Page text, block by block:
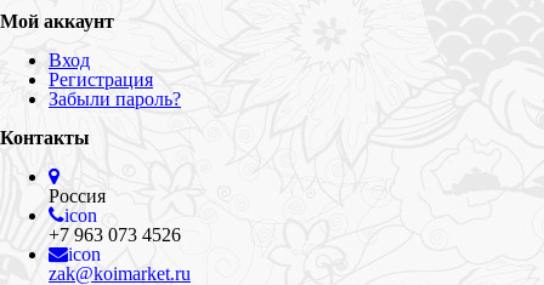
Мой аккаунт
Вход
Регистрация
Забыли пароль?
Контакты
Россия
icon
+7 963 073 4526
icon
zak@koimarket.ru